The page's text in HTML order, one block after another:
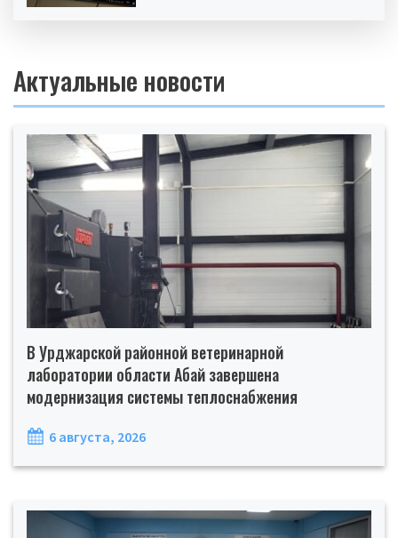
Актуальные новости
В Урджарской районной ветеринарной
лаборатории области Абай завершена
модернизация системы теплоснабжения
6 августа, 2026